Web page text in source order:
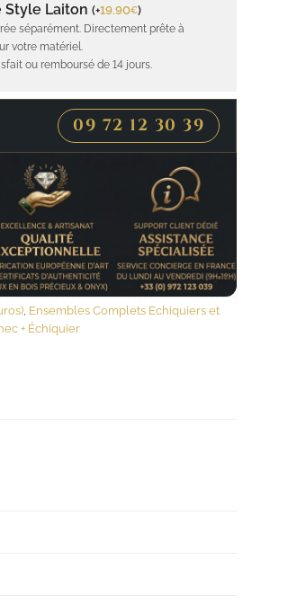
Style Laiton (+19.90€)
séparément. Directement prête à
votre matériel.
ou remboursé de 14 jours.
09 72 12 30 39
, Ensembles Complets Echiquiers et
+ Échiquier